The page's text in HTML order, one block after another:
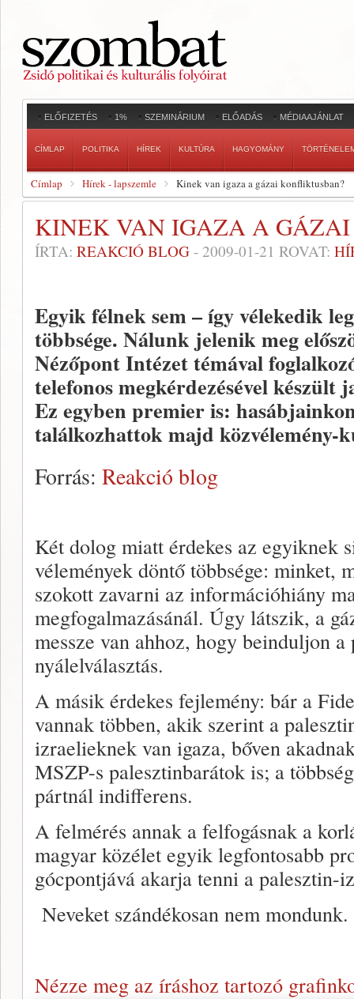
ELŐFIZETÉS 1% SZEMINÁRIUM ELŐADÁS MÉDIAAJÁNLAT
CÍMLAP POLITIKA HÍREK KULTÚRA HAGYOMÁNY
Címlap Hírek - lapszemle Kinek van igaza a gázai konfliktusban?
KINEK VAN IGAZA A
ÍRTA: REAKCIÓ BLOG - 2009-01-21 ROVAT:
Egyik félnek sem – így vélekedik
többsége. Nálunk jelenik meg
Nézőpont Intézet témával
telefonos megkérdezésével készült
Ez egyben premier is:
találkozhattok majd közvélemény-
Forrás: Reakció blog
Két dolog miatt érdekes az egyiknek
vélemények döntő többsége: minket,
szokott zavarni az információhiány
megfogalmazásánál. Úgy látszik, a
messze van ahhoz, hogy beinduljon
nyálelválasztás.
A másik érdekes fejlemény: bár a
vannak többen, akik szerint a
izraelieknek van igaza, bőven
MSZP-s palesztinbarátok is; a
pártnál indifferens.
A felmérés annak a felfogásnak a
magyar közélet egyik legfontosabb
gócpontjává akarja tenni a palesztin-
Neveket szándékosan nem mondunk.
Nézze meg az íráshoz tartozó